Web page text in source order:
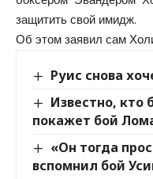
защитить свой имидж.
Об этом заявил сам
Руис снова
Известно, кто
покажет бой
«Он тогда
вспомнил бой